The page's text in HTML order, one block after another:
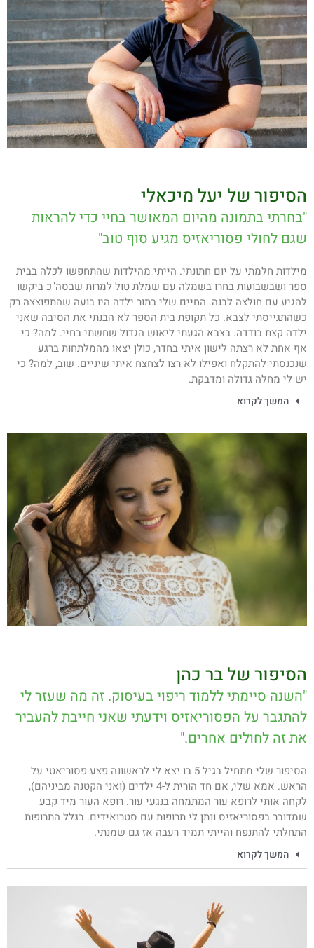
הסיפור של יעל מיכאלי
"בחרתי בתמונה מהיום המאושר בחיי כדי להראות
שגם לחולי פסוריאזיס מגיע סוף טוב"
מילדות חלמתי על יום חתונתי. הייתי מהילדות שהתחפשו לכלה בבית
ספר ושבשבועות בחרו בשמלה עם שמלת טול למרות שבסה"כ ביקשו
להגיע עם חולצה לבנה. החיים שלי בתור ילדה היו בועה שהתפוצצה רק
כשהתגייסתי לצבא. כל תקופת בית הספר לא הבנתי את הסיבה שאני
ילדה קצת בודדה. בצבא הגעתי ליאוש הגדול שחשתי בחיי. למה? כי
אף אחת לא רצתה לישון איתי בחדר, כולן יצאו מהמלתחות ברגע
שנכנסתי להתקלח ואפילו לא רצו לצחצח איתי שיניים. שוב, למה? כי
יש לי מחלה גדולה ומדבקת.
המשך לקרוא
הסיפור של בר כהן
"השנה סיימתי ללמוד ריפוי בעיסוק. זה מה שעזר לי
להתגבר על הפסוריאזיס וידעתי שאני חייבת להעביר
את זה לחולים אחרים."
הסיפור שלי מתחיל בגיל 5 בו יצא לי לראשונה פצע פסוריאטי על
הראש. אמא שלי, אם חד הורית ל-4 ילדים (ואני הקטנה מביניהם),
לקחה אותי לרופא עור המתמחה בנגעי עור. רופא העור מיד קבע
שמדובר בפסוריאזיס ונתן לי תרופות עם סטרואידים. בגלל התרופות
התחלתי להתנפח והייתי תמיד רעבה אז גם שמנתי.
המשך לקרוא